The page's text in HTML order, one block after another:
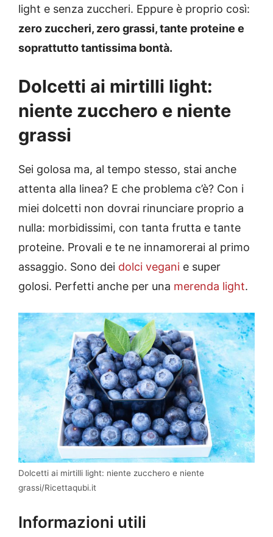
light e senza zuccheri. Eppure è proprio così:
zero zuccheri, zero grassi, tante proteine e
soprattutto tantissima bontà.
Dolcetti ai mirtilli light:
niente zucchero e niente
grassi
Sei golosa ma, al tempo stesso, stai anche
attenta alla linea? E che problema c’è? Con i
miei dolcetti non dovrai rinunciare proprio a
nulla: morbidissimi, con tanta frutta e tante
proteine. Provali e te ne innamorerai al primo
assaggio. Sono dei dolci vegani e super
golosi. Perfetti anche per una merenda light.
Dolcetti ai mirtilli light: niente zucchero e niente
grassi/Ricettaqubi.it
Informazioni utili